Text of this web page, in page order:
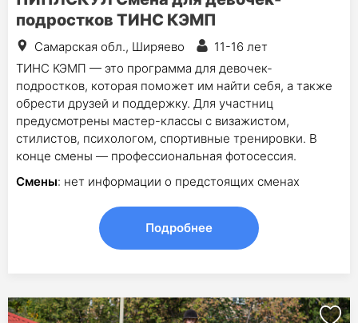
подростков ТИНС КЭМП
Самарская обл., Ширяево
11-16 лет
ТИНС КЭМП — это программа для девочек-
подростков, которая поможет им найти себя, а также
обрести друзей и поддержку. Для участниц
предусмотрены мастер-классы с визажистом,
стилистов, психологом, спортивные тренировки. В
конце смены — профессиональная фотосессия.
Смены: нет информации о предстоящих сменах
Подробнее